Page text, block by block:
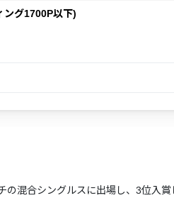
グ1700P以下)
混合シングルスに出場し、3位入賞